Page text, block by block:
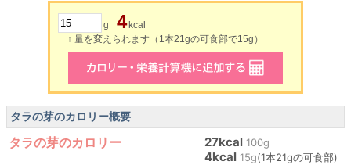
g 4 kcal
↑ 量を変えられます（1本21gの可食部で15g）
タラの芽のカロリー概要
タラの芽のカロリー 27kcal 100g
4kcal 15g(1本21gの可食部)